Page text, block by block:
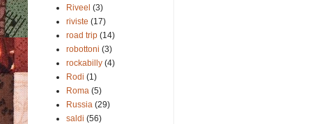
Riveel (3)
riviste (17)
road trip (14)
robottoni (3)
rockabilly (4)
Rodi (1)
Roma (5)
Russia (29)
saldi (56)